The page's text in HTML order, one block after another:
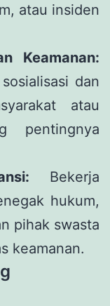
atau insiden
Keamanan:
dan
atau
pentingnya
Bekerja
hukum,
pihak swasta
keamanan.